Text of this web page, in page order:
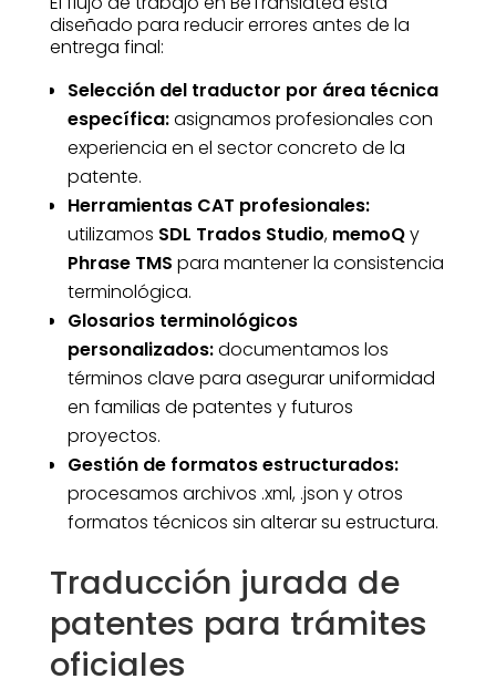
diseñado para reducir errores antes de la
entrega final:
Selección del traductor por área técnica
específica:asignamos profesionales con
experiencia en el sector concreto de la
patente.
Herramientas CAT profesionales:
utilizamos SDL Trados Studio, memoQy
Phrase TMS para mantener la consistencia
terminológica.
Glosarios terminológicos
personalizados:documentamos los
términos clave para asegurar uniformidad
en familias de patentes y futuros
proyectos.
Gestión de formatos estructurados:
procesamos archivos .xml, .json y otros
formatos técnicos sin alterar su estructura.
Traducción jurada de
patentes para trámites
oficiales